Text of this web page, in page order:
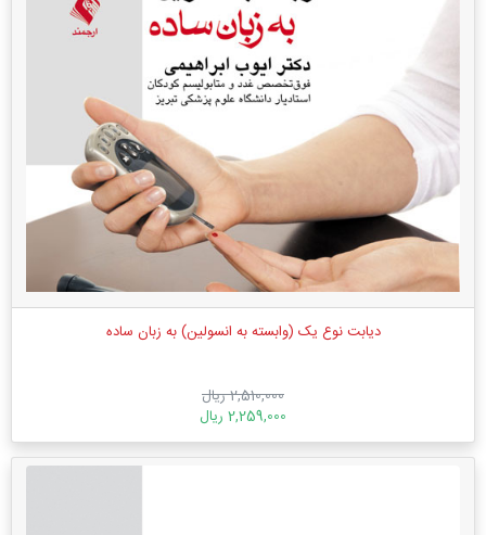
دیابت نوع یک (وابسته به انسولین) به زبان ساده
2,510,000 ریال
2,259,000 ریال